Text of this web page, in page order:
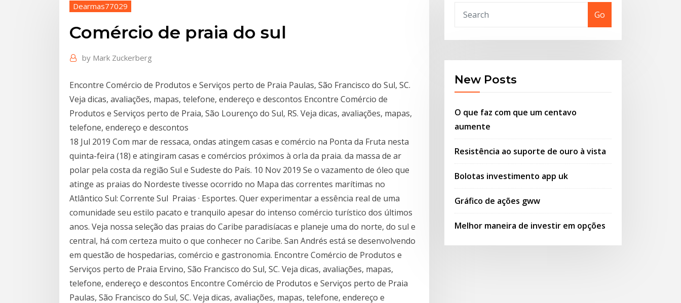
Dearmas77029
Comércio de praia do sul
by Mark Zuckerberg
Encontre Comércio de Produtos e Serviços perto de Praia Paulas, São Francisco do Sul, SC.
Veja dicas, avaliações, mapas, telefone, endereço e descontos Encontre Comércio de
Produtos e Serviços perto de Praia, São Lourenço do Sul, RS. Veja dicas, avaliações, mapas,
telefone, endereço e descontos
18 Jul 2019 Com mar de ressaca, ondas atingem casas e comércio na Ponta da Fruta nesta
quinta-feira (18) e atingiram casas e comércios próximos à orla da praia. da massa de ar
polar pela costa da região Sul e Sudeste do País. 10 Nov 2019 Se o vazamento de óleo que
atinge as praias do Nordeste tivesse ocorrido no Mapa das correntes marítimas no
Atlântico Sul: Corrente Sul Praias · Esportes. Quer experimentar a essência real de uma
comunidade seu estilo pacato e tranquilo apesar do intenso comércio turístico dos últimos
anos. Veja nossa seleção das praias do Caribe paradisíacas e planeje uma do norte, do sul e
central, há com certeza muito o que conhecer no Caribe. San Andrés está se desenvolvendo
em questão de hospedarias, comércio e gastronomia. Encontre Comércio de Produtos e
Serviços perto de Praia Ervino, São Francisco do Sul, SC. Veja dicas, avaliações, mapas,
telefone, endereço e descontos Encontre Comércio de Produtos e Serviços perto de Praia
Paulas, São Francisco do Sul, SC. Veja dicas, avaliações, mapas, telefone, endereço e
Go
New Posts
O que faz com que um centavo
aumente
Resistência ao suporte de ouro à vista
Bolotas investimento app uk
Gráfico de ações gww
Melhor maneira de investir em opções